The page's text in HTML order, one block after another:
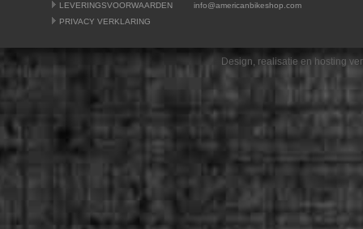
LEVERINGSVOORWAARDEN
PRIVACY VERKLARING
info@americanbikeshop.com
Design, realisatie en hosting